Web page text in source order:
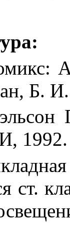
Б.
1992.
ст.